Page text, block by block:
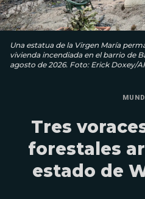
Una estatua de la Virgen María
vivienda incendiada en el barrio de
agosto de 2026. Foto: Erick Doxey/
Tres
forestales
estado de